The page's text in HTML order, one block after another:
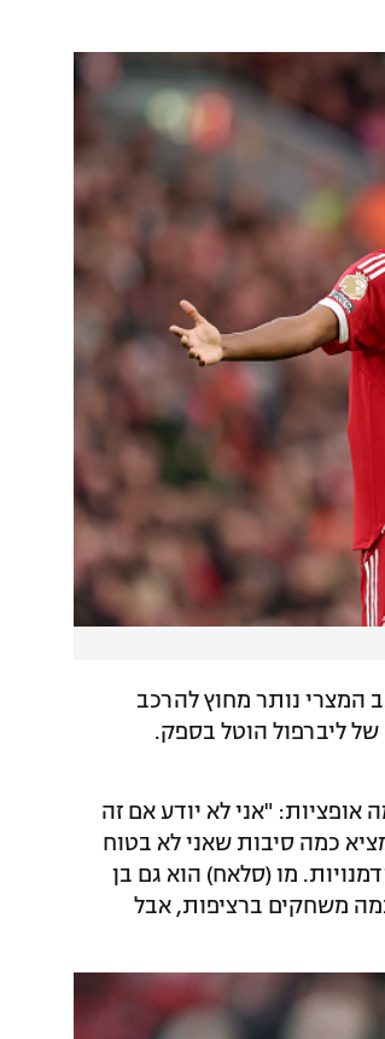
המצרי נותר מחוץ להרכב
ליברפול הוטל בספק.
"אני לא יודע אם זה
כמה סיבות שאני לא בטוח
מו (סלאח) הוא גם בן
משחקים ברציפות, אבל